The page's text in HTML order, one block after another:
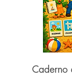
Caderno